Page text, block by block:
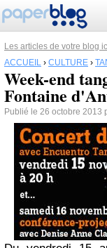
Les articles de votre blog
ACCUEIL › CULTURE ›
Week-end
Fontaine
Publié le 26 octobre 2013